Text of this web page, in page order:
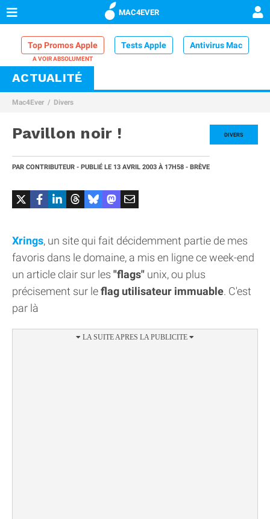
MAC4EVER
Top Promos Apple Tests Apple Antivirus Mac
VPN Mac
Comparatif iPhone
ACTUALITÉ
Mac4Ever Divers
DIVERS
Pavillon noir !
PAR CONTRIBUTEUR - PUBLIÉ LE 13 AVRIL 2003 À 17H58 - BRÈVE
Xrings, un site qui fait décidemment partie de mes
favoris dans le domaine, a mis en ligne ce week-end
un article clair sur les "flags" unix, ou plus
précisement sur leflag utilisateur immuable. C'est
par là